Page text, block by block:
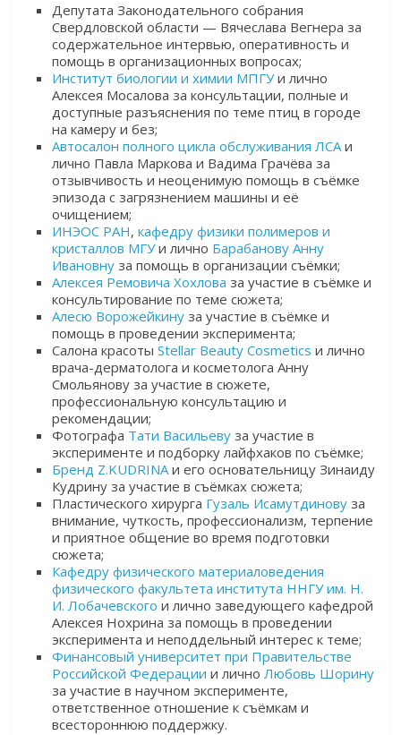
Депутата Законодательного собрания
Свердловской области — Вячеслава Вегнера за
содержательное интервью, оперативность и
помощь в организационных вопросах;
Институт биологии и химии МПГУи лично
Алексея Мосалова за консультации, полные и
доступные разъяснения по теме птиц в городе
на камеру и без;
Автосалон полного цикла обслуживания ЛСАи
лично Павла Маркова и Вадима Грачёва за
отзывчивость и неоценимую помощь в съёмке
эпизода с загрязнением машины и её
очищением;
ИНЭОС РАН,кафедру физики полимеров и
кристаллов МГУи лично Барабанову Анну
Ивановну за помощь в организации съёмки;
Алексея Ремовича Хохлова за участие в съёмке и
консультирование по теме сюжета;
Алесю Ворожейкину за участие в съёмке и
помощь в проведении эксперимента;
Салона красотыStellar Beauty Cosmetics и лично
врача-дерматолога и косметолога Анну
Смольянову за участие в сюжете,
профессиональную консультацию и
рекомендации;
Фотографа Тати Васильеву за участие в
эксперименте и подборку лайфхаков по съёмке;
Бренд Z.KUDRINAи его основательницу Зинаиду
Кудрину за участие в съёмках сюжета;
Пластического хирурга Гузаль Исамутдинову за
внимание, чуткость, профессионализм, терпение
и приятное общение во время подготовки
сюжета;
Кафедру физического материаловедения
физического факультета института ННГУ им. Н.
И. Лобачевского и лично заведующего кафедрой
Алексея Нохрина за помощь в проведении
эксперимента и неподдельный интерес к теме;
Финансовый университет при Правительстве
Российской Федерации и личноЛюбовь Шорину
за участие в научном эксперименте,
ответственное отношение к съёмкам и
всестороннюю поддержку.